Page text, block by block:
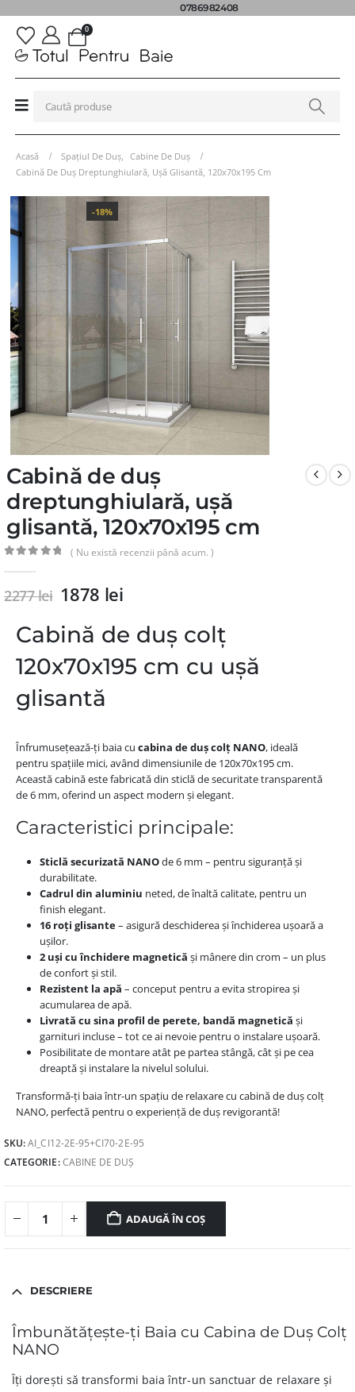
0786982408
0
Acasă Spațiul De Duș
Cabine De Duș
Cabină De Duș Dreptunghiulară, Ușă Glisantă, 120x70x195 Cm
-18%
Cabină de duș
dreptunghiulară, ușă
glisantă, 120x70x195 cm
( Nu există recenzii până acum. )
2277lei 1878 lei
Cabină de duș colț
120x70x195 cm cu ușă
glisantă
Înfrumusețează-ți baia cu cabina de duș colț NANO, ideală
pentru spațiile mici, având dimensiunile de 120x70x195 cm.
Această cabină este fabricată din sticlă de securitate transparentă
de 6 mm, oferind un aspect modern și elegant.
Caracteristici principale:
Sticlă securizată NANOde 6 mm – pentru siguranță și
durabilitate.
Cadrul din aluminiu neted, de înaltă calitate, pentru un
finish elegant.
16 roți glisante– asigură deschiderea și închiderea ușoară a
ușilor.
2 uși cu închidere magnetică și mânere din crom – un plus
de confort și stil.
Rezistent la apă – conceput pentru a evita stropirea și
acumularea de apă.
Livrată cu sina profil de perete, bandă magnetică și
garnituri incluse – tot ce ai nevoie pentru o instalare ușoară.
Posibilitate de montare atât pe partea stângă, cât și pe cea
dreaptă și instalare la nivelul solului.
Transformă-ți baia într-un spațiu de relaxare cu cabină de duș colț
NANO, perfectă pentru o experiență de duș revigorantă!
SKU:AI_CI12-2E-95+CI70-2E-95
CATEGORIE:CABINE DE DUȘ
ADAUGĂ ÎN COȘ
DESCRIERE
Îmbunătățește-ți Baia cu Cabina de Duș Colț
NANO
Îți dorești să transformi baia într-un sanctuar de relaxare și